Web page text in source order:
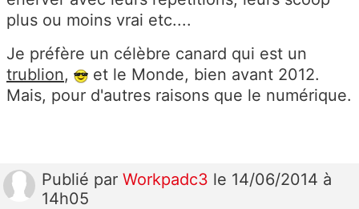
plus ou moins vrai etc....
Je préfère un célèbre canard qui est un
trublion,
et le Monde, bien avant 2012.
Mais, pour d'autres raisons que le numérique.
Publié par Workpadc3 le 14/06/2014 à
14h05